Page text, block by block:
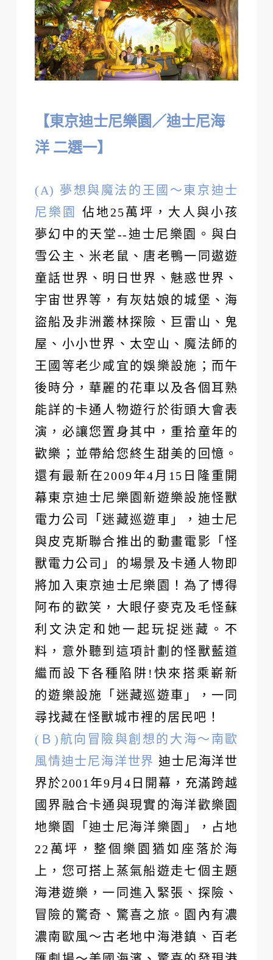
【東京迪士尼樂園／迪士尼海
洋 二選一】
(A) 夢想與魔法的王國～東京迪士
尼樂園
佔地25萬坪，大人與小孩
夢幻中的天堂--迪士尼樂園。與白
雪公主、米老鼠、唐老鴨一同遨遊
童話世界、明日世界、魅惑世界、
宇宙世界等，有灰姑娘的城堡、海
盜船及非洲叢林探險、巨雷山、鬼
屋、小小世界、太空山、魔法師的
王國等老少咸宜的娛樂設施；而午
後時分，華麗的花車以及各個耳熟
能詳的卡通人物遊行於街頭大會表
演，必讓您置身其中，重拾童年的
歡樂；並帶給您終生甜美的回憶。
還有最新在2009年4月15日隆重開
幕東京迪士尼樂園新遊樂設施怪獸
電力公司「迷藏巡遊車」，迪士尼
與皮克斯聯合推出的動畫電影「怪
獸電力公司」的場景及卡通人物即
將加入東京迪士尼樂園！為了博得
阿布的歡笑，大眼仔麥克及毛怪蘇
利文決定和她一起玩捉迷藏。不
料，意外聽到這項計劃的怪獸藍道
繼而設下各種陷阱!快來搭乘嶄新
的遊樂設施「迷藏巡遊車」，一同
尋找藏在怪獸城市裡的居民吧！
(Ｂ)航向冒險與創想的大海～南歐
風情迪士尼海洋世界 迪士尼海洋世
界於2001年9月4日開幕，充滿跨越
國界融合卡通與現實的海洋歡樂園
地樂園「迪士尼海洋樂園」，占地
22萬坪，整個樂園猶如座落於海
上，您可搭上蒸氣船遊走七個主題
海港遊樂，一同進入緊張、探險、
冒險的驚奇、驚喜之旅。園內有濃
濃南歐風～古老地中海港鎮、百老